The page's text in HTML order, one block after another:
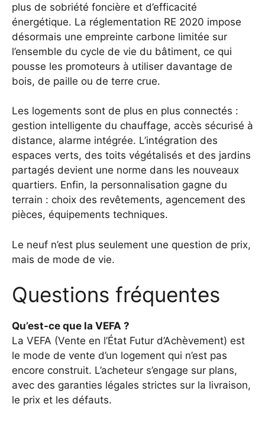
plus de sobriété foncière et d’efficacité
énergétique. La réglementation RE 2020 impose
désormais une empreinte carbone limitée sur
l’ensemble du cycle de vie du bâtiment, ce qui
pousse les promoteurs à utiliser davantage de
bois, de paille ou de terre crue.
Les logements sont de plus en plus connectés :
gestion intelligente du chauffage, accès sécurisé à
distance, alarme intégrée. L’intégration des
espaces verts, des toits végétalisés et des jardins
partagés devient une norme dans les nouveaux
quartiers. Enfin, la personnalisation gagne du
terrain : choix des revêtements, agencement des
pièces, équipements techniques.
Le neuf n’est plus seulement une question de prix,
mais de mode de vie.
Questions fréquentes
Qu’est-ce que la VEFA ?
La VEFA (Vente en l’État Futur d’Achèvement) est
le mode de vente d’un logement qui n’est pas
encore construit. L’acheteur s’engage sur plans,
avec des garanties légales strictes sur la livraison,
le prix et les défauts.